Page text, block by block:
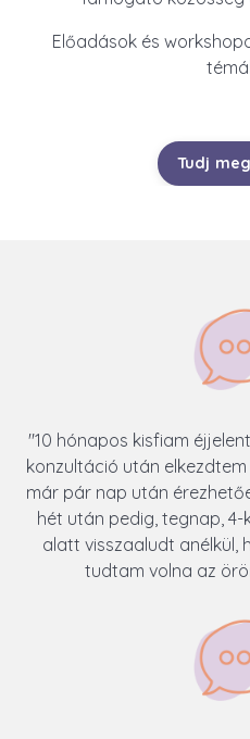
Előadások és
Tudj
"10 hónapos kisfiam
konzultáció után
már pár nap után
hét után pedig, tegnap, 4-
alatt visszaaludt anélkül,
tudtam volna az